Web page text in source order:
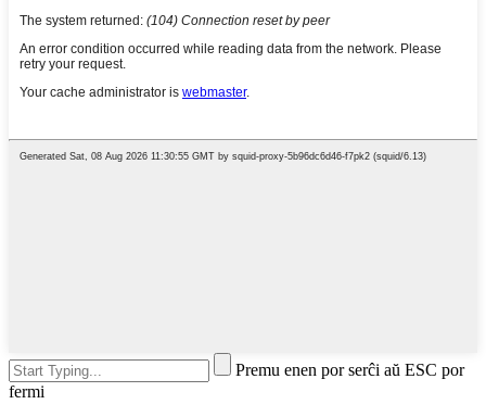
Premu enen por serĉi aŭ ESC por
fermi